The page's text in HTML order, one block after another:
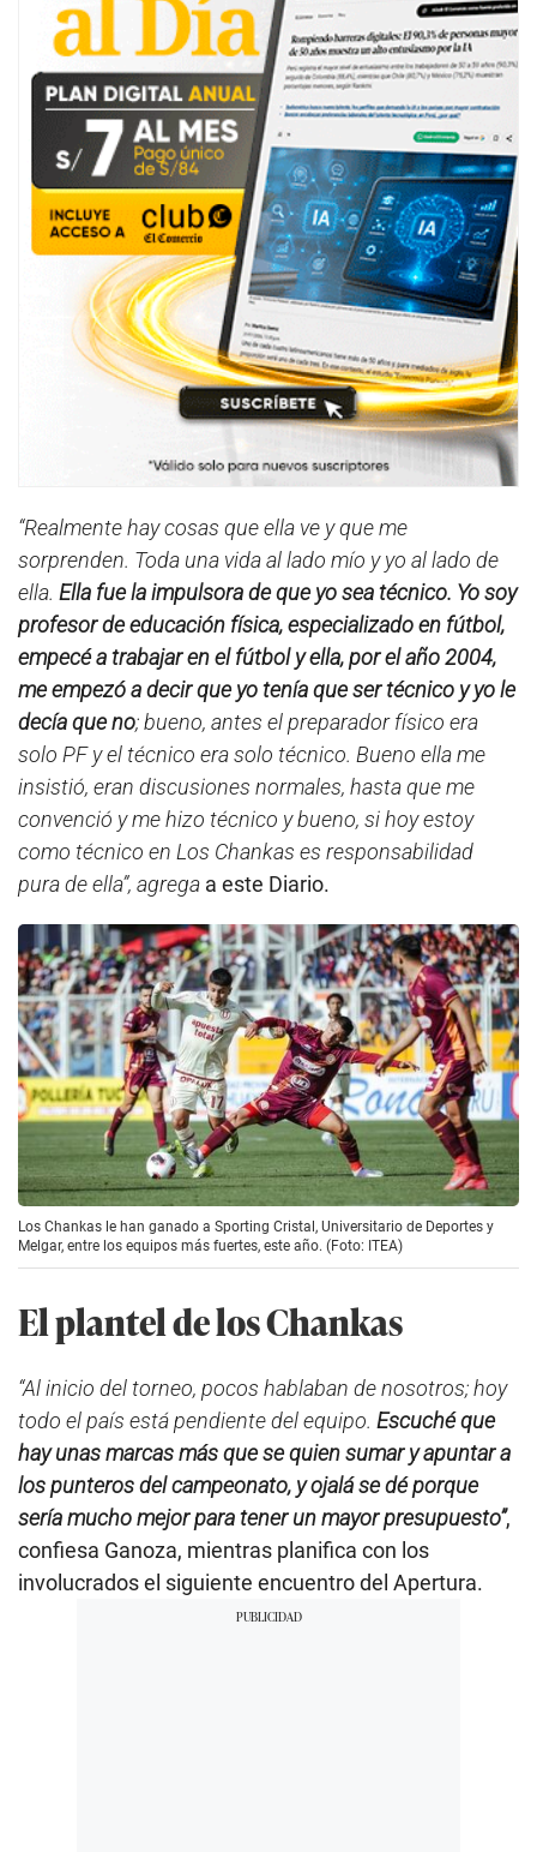
“Realmente hay cosas que ella ve y que me
sorprenden. Toda una vida al lado mío y yo al lado de
ella. Ella fue la impulsora de que yo sea técnico. Yo soy
profesor de educación física, especializado en fútbol,
empecé a trabajar en el fútbol y ella, por el año 2004,
me empezó a decir que yo tenía que ser técnico y yo le
decía que no; bueno, antes el preparador físico era
solo PF y el técnico era solo técnico. Bueno ella me
insistió, eran discusiones normales, hasta que me
convenció y me hizo técnico y bueno, si hoy estoy
como técnico en Los Chankas es responsabilidad
pura de ella”, agrega a este Diario.
Los Chankas le han ganado a Sporting Cristal, Universitario de Deportes y
Melgar, entre los equipos más fuertes, este año. (Foto: ITEA)
El plantel de los Chankas
“Al inicio del torneo, pocos hablaban de nosotros; hoy
todo el país está pendiente del equipo. Escuché que
hay unas marcas más que se quien sumar y apuntar a
los punteros del campeonato, y ojalá se dé porque
sería mucho mejor para tener un mayor presupuesto”,
confiesa Ganoza, mientras planifica con los
involucrados el siguiente encuentro del Apertura.